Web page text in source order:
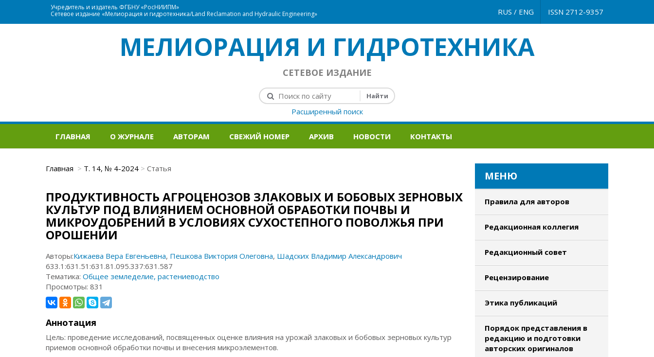
Учредитель и издатель ФГБНУ «РосНИИПМ»
Сетевое издание «Мелиорация и гидротехника/Land Reclamation and Hydraulic Engineering»
ISSN 2712-9357
RUS / ENG
МЕЛИОРАЦИЯ И ГИДРОТЕХНИКА
СЕТЕВОЕ ИЗДАНИЕ
Расширенный поиск
ГЛАВНАЯ О ЖУРНАЛЕ АВТОРАМ СВЕЖИЙ НОМЕР АРХИВ НОВОСТИ КОНТАКТЫ
Главная Т. 14, № 4-2024 Статья
ПРОДУКТИВНОСТЬ АГРОЦЕНОЗОВ ЗЛАКОВЫХ И БОБОВЫХ ЗЕРНОВЫХ
КУЛЬТУР ПОД ВЛИЯНИЕМ ОСНОВНОЙ ОБРАБОТКИ ПОЧВЫ И
МИКРОУДОБРЕНИЙ В УСЛОВИЯХ СУХОСТЕПНОГО ПОВОЛЖЬЯ ПРИ
ОРОШЕНИИ
Авторы:Кижаева Вера Евгеньевна, Пешкова Виктория Олеговна, Шадских Владимир Александрович
633.1:631.51:631.81.095.337:631.587
Тематика:Общее земледелие, растениеводство
Просмотры:831
Аннотация
Цель: проведение исследований, посвященных оценке влияния на урожай злаковых и бобовых зерновых культур
приемов основной обработки почвы и внесения микроэлементов.
МЕНЮ
Правила для авторов
Редакционная коллегия
Редакционный совет
Рецензирование
Этика публикаций
Порядок представления в
редакцию и подготовки
авторских оригиналов